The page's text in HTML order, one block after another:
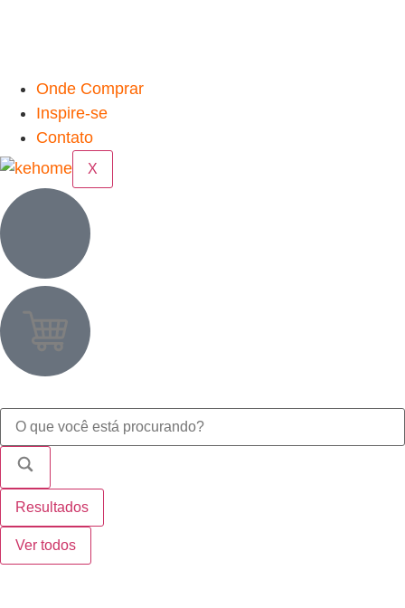
Onde Comprar
Inspire-se
Contato
X
Resultados
Ver todos